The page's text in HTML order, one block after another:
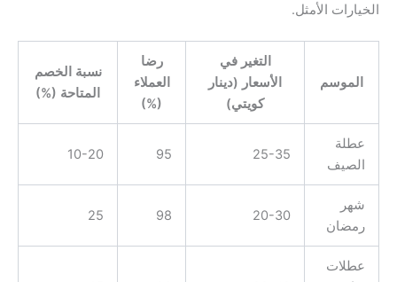
الخيارات الأمثل.
الموسم
التغير في
الأسعار (دينار
كويتي)
رضا
العملاء
(%)
نسبة الخصم
المتاحة (%)
عطلة
الصيف
25-35
95
10-20
شهر
رمضان
20-30
98
25
عطلات